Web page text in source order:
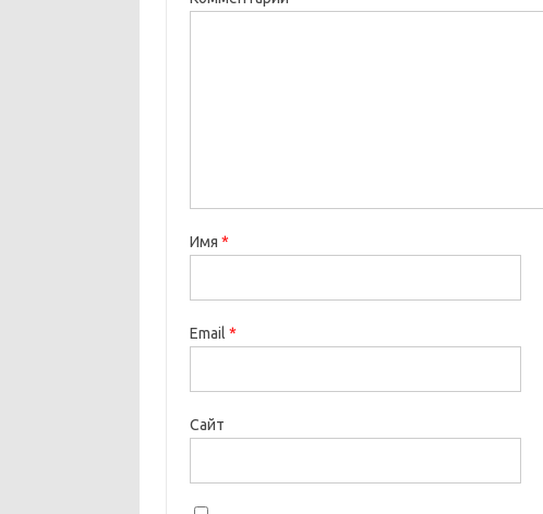
Имя *
Email *
Сайт